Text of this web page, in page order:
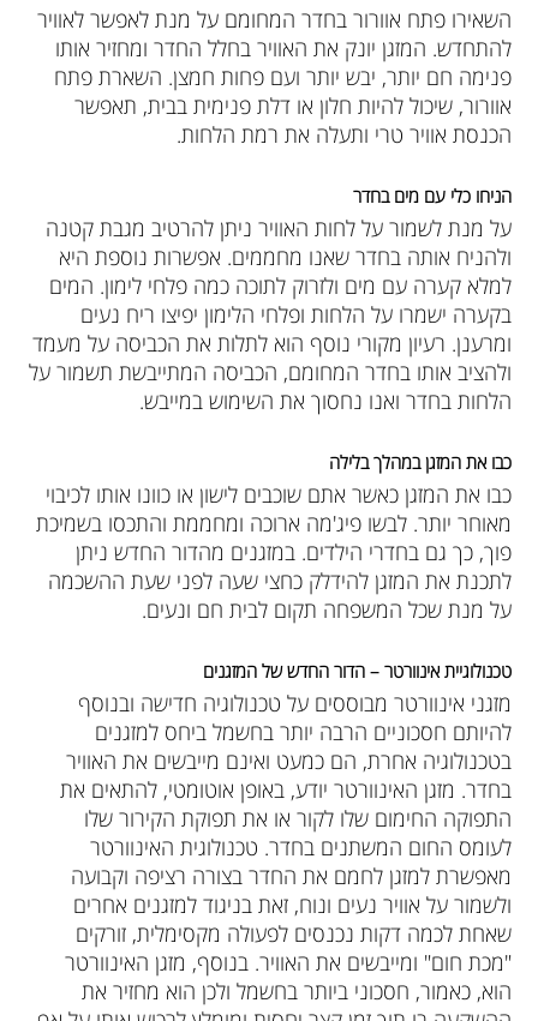
השאירו פתח אוורור בחדר המחומם על מנת לאפשר לאוויר
להתחדש. המזגן יונק את האוויר בחלל החדר ומחזיר אותו
פנימה חם יותר, יבש יותר ועם פחות חמצן. השארת פתח
אוורור, שיכול להיות חלון או דלת פנימית בבית, תאפשר
הכנסת אוויר טרי ותעלה את רמת הלחות.
הניחו כלי עם מים בחדר
על מנת לשמור על לחות האוויר ניתן להרטיב מגבת קטנה
ולהניח אותה בחדר שאנו מחממים. אפשרות נוספת היא
למלא קערה עם מים ולזרוק לתוכה כמה פלחי לימון. המים
בקערה ישמרו על הלחות ופלחי הלימון יפיצו ריח נעים
ומרענן. רעיון מקורי נוסף הוא לתלות את הכביסה על מעמד
ולהציב אותו בחדר המחומם, הכביסה המתייבשת תשמור על
הלחות בחדר ואנו נחסוך את השימוש במייבש.
כבו את המזגן במהלך בלילה
כבו את המזגן כאשר אתם שוכבים לישון או כוונו אותו לכיבוי
מאוחר יותר. לבשו פיג'מה ארוכה ומחממת והתכסו בשמיכת
פוך, כך גם בחדרי הילדים. במזגנים מהדור החדש ניתן
לתכנת את המזגן להידלק כחצי שעה לפני שעת ההשכמה
על מנת שכל המשפחה תקום לבית חם ונעים.
טכנולוגיית אינוורטר – הדור החדש של המזגנים
מזגני אינוורטר מבוססים על טכנולוגיה חדישה ובנוסף
להיותם חסכוניים הרבה יותר בחשמל ביחס למזגנים
בטכנולוגיה אחרת, הם כמעט ואינם מייבשים את האוויר
בחדר. מזגן האינוורטר יודע, באופן אוטומטי, להתאים את
התפוקה החימום שלו לקור או את תפוקת הקירור שלו
לעומס החום המשתנים בחדר. טכנולוגית האינוורטר
מאפשרת למזגן לחמם את החדר בצורה רציפה וקבועה
ולשמור על אוויר נעים ונוח, זאת בניגוד למזגנים אחרים
שאחת לכמה דקות נכנסים לפעולה מקסימלית, זורקים
"מכת חום" ומייבשים את האוויר. בנוסף, מזגן האינוורטר
הוא, כאמור, חסכוני ביותר בחשמל ולכן הוא מחזיר את